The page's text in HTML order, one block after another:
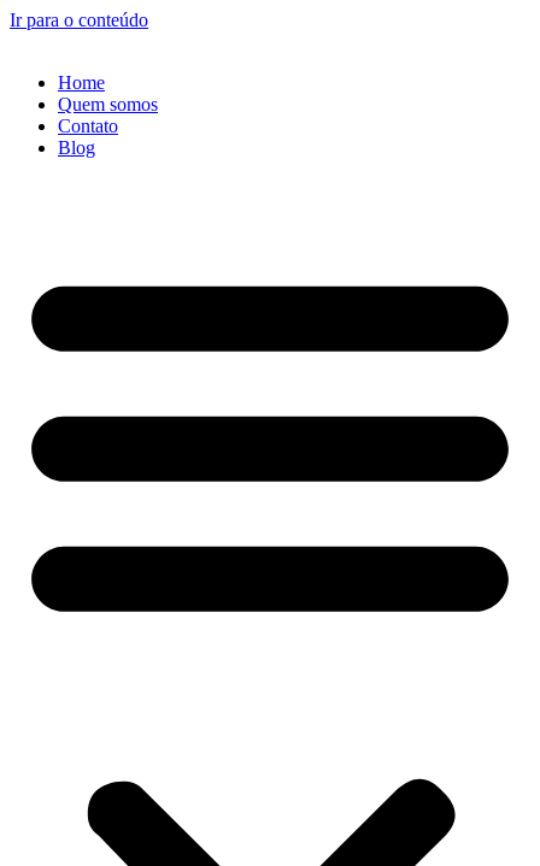
Ir para o conteúdo
Home
Quem somos
Contato
Blog